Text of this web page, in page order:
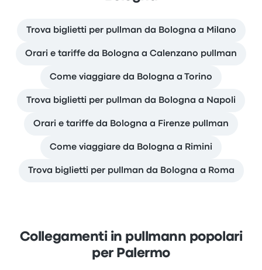
Trova biglietti per pullman da Bologna a Milano
Orari e tariffe da Bologna a Calenzano pullman
Come viaggiare da Bologna a Torino
Trova biglietti per pullman da Bologna a Napoli
Orari e tariffe da Bologna a Firenze pullman
Come viaggiare da Bologna a Rimini
Trova biglietti per pullman da Bologna a Roma
Collegamenti in pullmann popolari
per Palermo